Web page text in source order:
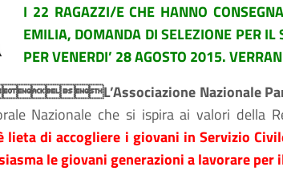
I 22 RAGAZZI/E CHE HANNO
EMILIA, DOMANDA DI SELEZIONE PER IL
PER VENERDI’ 28 AGOSTO 2015.
Nazionale
Nazionale che si ispira ai valori della
lieta di accogliere i giovani in Servizio
le giovani generazioni a lavorare